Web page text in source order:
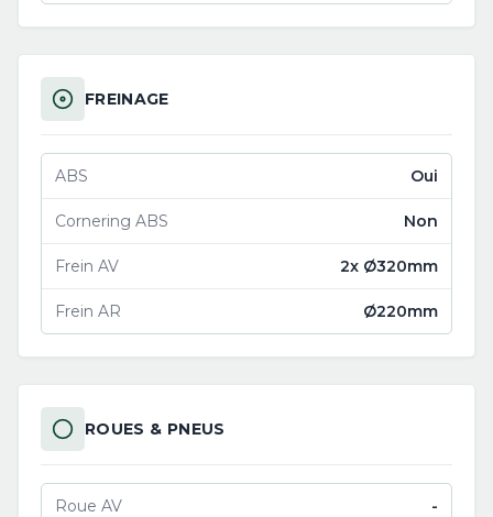
FREINAGE
ABS Oui
Cornering ABS Non
Frein AV 2x Ø320mm
Frein AR Ø220mm
ROUES & PNEUS
Roue AV -